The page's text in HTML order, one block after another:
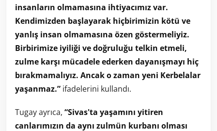
insanların olmamasına ihtiyacımız var.
Kendimizden başlayarak hiçbirimizin kötü ve
yanlış insan olmamasına özen göstermeliyiz.
Birbirimize iyiliği ve doğruluğu telkin etmeli,
zulme karşı mücadele ederken dayanışmayı hiç
bırakmamalıyız. Ancak o zaman yeni Kerbelalar
yaşanmaz.” ifadelerini kullandı.
Tugay ayrıca, “Sivas'ta yaşamını yitiren
canlarımızın da aynı zulmün kurbanı olması